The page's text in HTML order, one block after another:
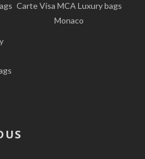
Carte Visa MCA Luxury bags
Monaco